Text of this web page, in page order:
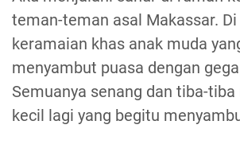
teman-teman asal Makassar. Di
keramaian khas anak muda
menyambut puasa dengan
Semuanya senang dan tiba-
kecil lagi yang begitu